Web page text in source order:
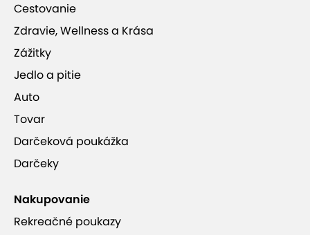
Cestovanie
Zdravie, Wellness a Krása
Zážitky
Jedlo a pitie
Auto
Tovar
Darčeková poukážka
Darčeky
Nakupovanie
Rekreačné poukazy